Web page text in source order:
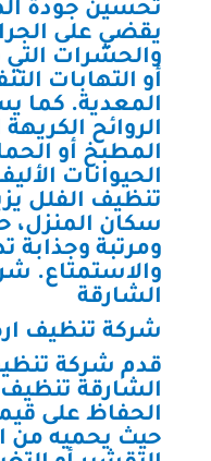
تحسين جودة
يقضي على
والحشرات
أو التهابات
المعدية. كما
الروائح
المطبخ أو
الحيوانات
تنظيف الفلل
سكان المنزل،
ومرتبة وجذابة
والاستمتاع.
الشارقة
شركة تنظيف
قدم شركة
الشارقة
الحفاظ على
حيث يحميه من